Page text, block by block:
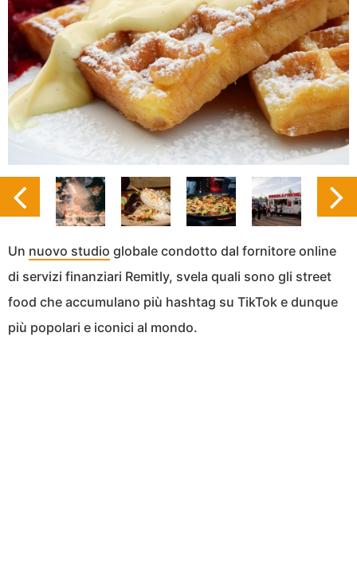
Un nuovo studio globale condotto dal fornitore online
di servizi finanziari Remitly, svela quali sono gli street
food che accumulano più hashtag su TikTok e dunque
più popolari e iconici al mondo.